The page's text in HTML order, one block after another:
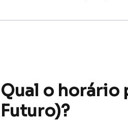
Qual o horário
Futuro)?